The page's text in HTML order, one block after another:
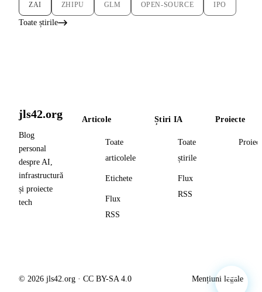
ZAI ZHIPU GLM OPEN-SOURCE IPO
Toate știrile
jls42.org
Blog
personal
despre AI,
infrastructură
și proiecte
tech
Articole
Toate
articolele
Etichete
Flux
RSS
Știri IA
Toate
știrile
Flux
RSS
Proiecte
© 2026 jls42.org · CC BY-SA 4.0 Mențiuni legale